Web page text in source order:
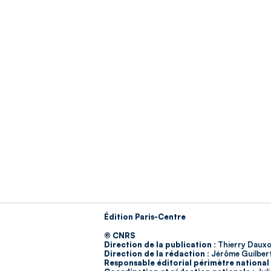
Édition Paris-Centre
© CNRS
Direction de la publication : Thierry
Direction de la rédaction : Jérôme
Responsable éditorial périmètre national